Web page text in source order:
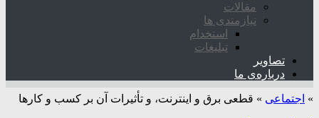
مقالات
نیازمندی ها
استخدام
تبلیغات
تصاویر
درباره‌ی ما
» اجتماعی » قطعی برق و اینترنت، و تأثیرات آن بر کسب و کارها